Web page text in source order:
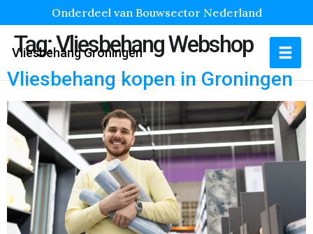
Onderdeel van Bouwsector Nederland
Vliesbehang Groningen
Tag:Vliesbehang Webshop
Vliesbehang kopen in Groningen